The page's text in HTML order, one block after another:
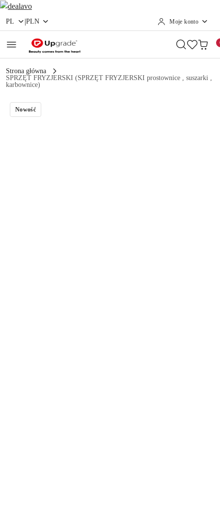
Przejdź do treści głównej
Przejdź do wyszukiwarki
Przejdź do moje konto
Przejdź do menu głównego
Przejdź do opisu produktu
Przejdź do stopki
PL |PLN Moje konto
Strona główna
SPRZĘT FRYZJERSKI (SPRZĘT FRYZJERSKI prostownice , suszarki ,
karbownice)
Nowość